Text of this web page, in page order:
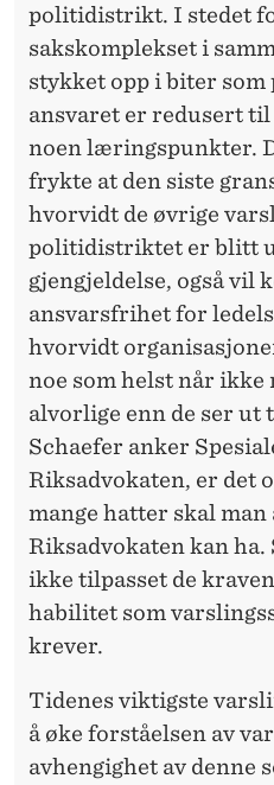
politidistrikt. I stedet
sakskomplekset i
stykket opp i biter som
ansvaret er redusert
noen læringspunkter.
frykte at den siste
hvorvidt de øvrige
politidistriktet er blitt
gjengjeldelse, også vil
ansvarsfrihet for
hvorvidt
noe som helst når ikke
alvorlige enn de ser ut
Schaefer anker
Riksadvokaten, er det
mange hatter skal man
Riksadvokaten kan
ikke tilpasset de
habilitet som
krever.
Tidenes viktigste
å øke forståelsen av
avhengighet av denne